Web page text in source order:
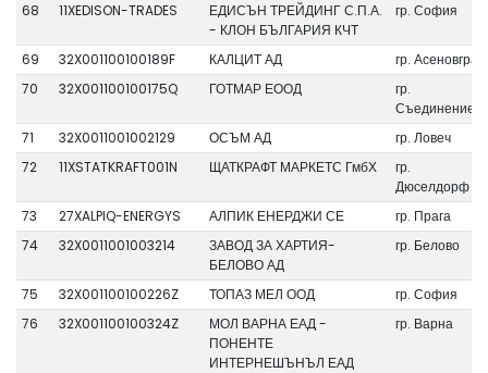
68 11XEDISON-TRADES
ЕДИСЪН ТРЕЙДИНГ С.П.А.
- КЛОН БЪЛГАРИЯ КЧТ
гр. София
69 32X001100100189F КАЛЦИТ АД
гр. Асеновград
70
32X001100100175Q ГОТМАР ЕООД
гр.
Съединение
71
32X0011001002129 ОСЪМ АД
гр. Ловеч
72
11XSTATKRAFT001N ЩАТКРАФТ МАРКЕТС ГмбХ
гр.
Дюселдорф
73
27XALPIQ-ENERGYS АЛПИК ЕНЕРДЖИ СЕ
гр. Прага
74
32X0011001003214
ЗАВОД ЗА ХАРТИЯ-
БЕЛОВО АД
гр. Белово
75 32X001100100226Z ТОПАЗ МЕЛ ООД
гр. София
76
32X001100100324Z
МОЛ ВАРНА ЕАД -
ПОНЕНТЕ
ИНТЕРНЕШЪНЪЛ ЕАД
гр. Варна